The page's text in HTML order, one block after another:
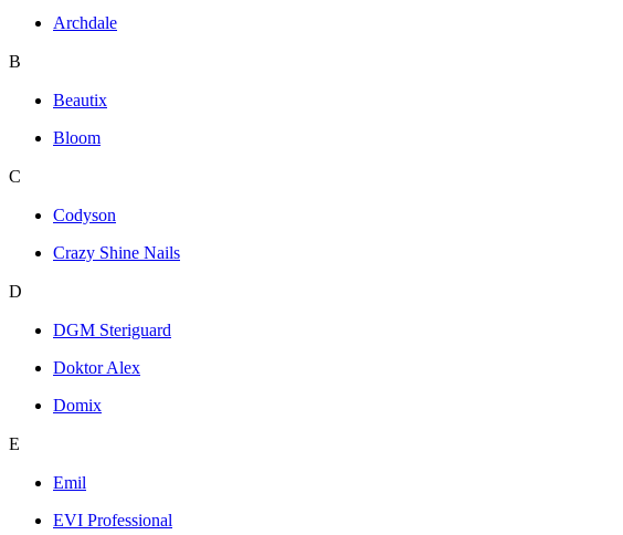
Archdale
B
Beautix
Bloom
C
Codyson
Crazy Shine Nails
D
DGM Steriguard
Doktor Alex
Domix
E
Emil
EVI Professional